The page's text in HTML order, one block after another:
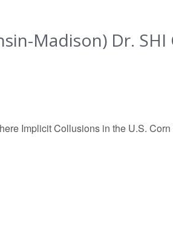
Madison) Dr.
Implicit Collusions in the U.S.